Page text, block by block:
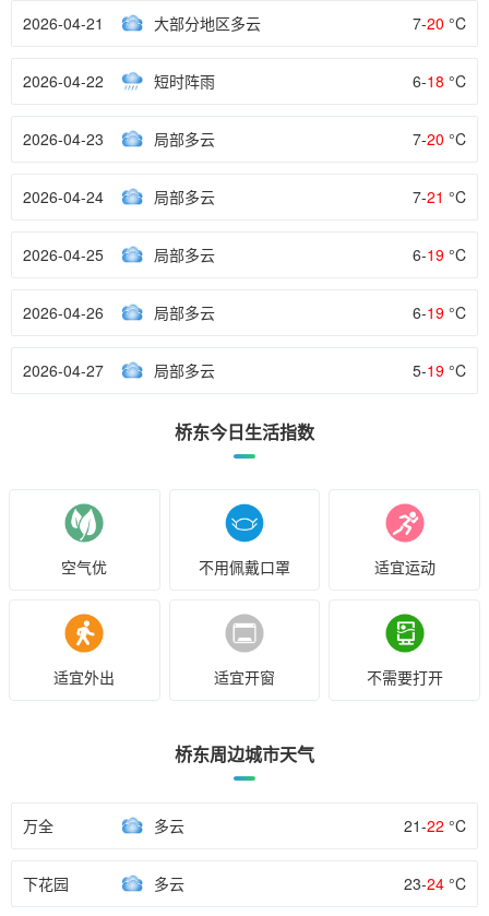
2026-04-21 大部分地区多云 7-20 °C
2026-04-22 短时阵雨 6-18 °C
2026-04-23 局部多云 7-20 °C
2026-04-24 局部多云 7-21 °C
2026-04-25 局部多云 6-19 °C
2026-04-26 局部多云 6-19 °C
2026-04-27 局部多云 5-19 °C
桥东今日生活指数
空气优 不用佩戴口罩 适宜运动
适宜外出 适宜开窗 不需要打开
桥东周边城市天气
万全 多云 21-22 °C
下花园 多云 23-24 °C